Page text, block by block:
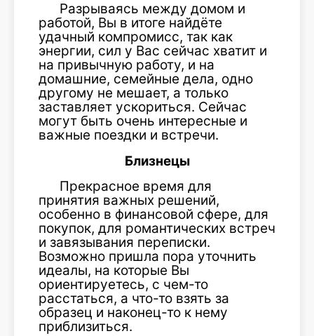
Разрываясь между домом и
работой, Вы в итоге найдёте
удачный компромисс, так как
энергии, сил у Вас сейчас хватит и
на привычную работу, и на
домашние, семейные дела, одно
другому не мешает, а только
заставляет ускориться. Сейчас
могут быть очень интересные и
важные поездки и встречи.
Близнецы
Прекрасное время для
принятия важных решений,
особенно в финансовой сфере, для
покупок, для романтических встреч
и завязывания переписки.
Возможно пришла пора уточнить
идеалы, на которые Вы
ориентируетесь, с чем-то
расстаться, а что-то взять за
образец и наконец-то к нему
приблизиться.